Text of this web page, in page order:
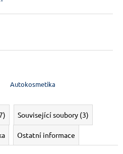
Autokosmetika
Související soubory (3)
Ostatní informace